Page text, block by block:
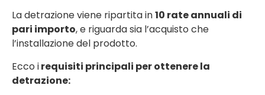
La detrazione viene ripartita in10 rate annuali di
pari importo, e riguarda sia l’acquisto che
l’installazione del prodotto.
Ecco irequisiti principali per ottenere la
detrazione: